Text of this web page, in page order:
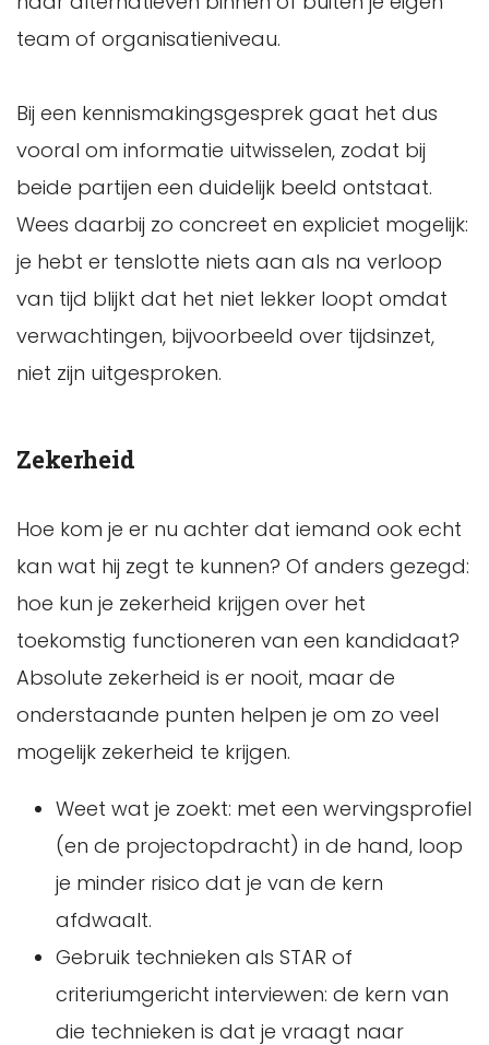
team of organisatieniveau.
Bij een kennismakingsgesprek gaat het dus
vooral om informatie uitwisselen, zodat bij
beide partijen een duidelijk beeld ontstaat.
Wees daarbij zo concreet en expliciet mogelijk:
je hebt er tenslotte niets aan als na verloop
van tijd blijkt dat het niet lekker loopt omdat
verwachtingen, bijvoorbeeld over tijdsinzet,
niet zijn uitgesproken.
Zekerheid
Hoe kom je er nu achter dat iemand ook echt
kan wat hij zegt te kunnen? Of anders gezegd:
hoe kun je zekerheid krijgen over het
toekomstig functioneren van een kandidaat?
Absolute zekerheid is er nooit, maar de
onderstaande punten helpen je om zo veel
mogelijk zekerheid te krijgen.
Weet wat je zoekt: met een wervingsprofiel
(en de projectopdracht) in de hand, loop
je minder risico dat je van de kern
afdwaalt.
Gebruik technieken als STAR of
criteriumgericht interviewen: de kern van
die technieken is dat je vraagt naar